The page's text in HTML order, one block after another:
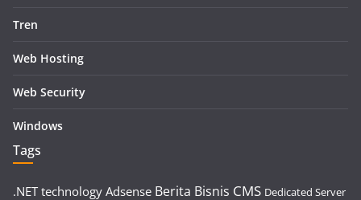
Tren
Web Hosting
Web Security
Windows
Tags
.NET technology Adsense Berita Bisnis CMS Dedicated Server